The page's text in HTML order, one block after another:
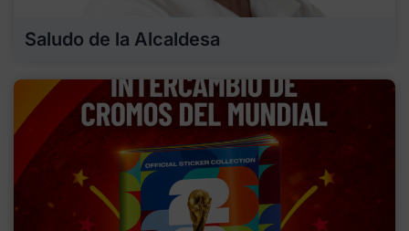
Saludo de la Alcaldesa